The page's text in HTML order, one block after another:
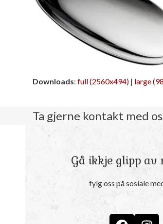
Downloads:full (2560x494) | large
Ta gjerne kontakt med
Gå ikkje glipp av
fylg oss på sosiale